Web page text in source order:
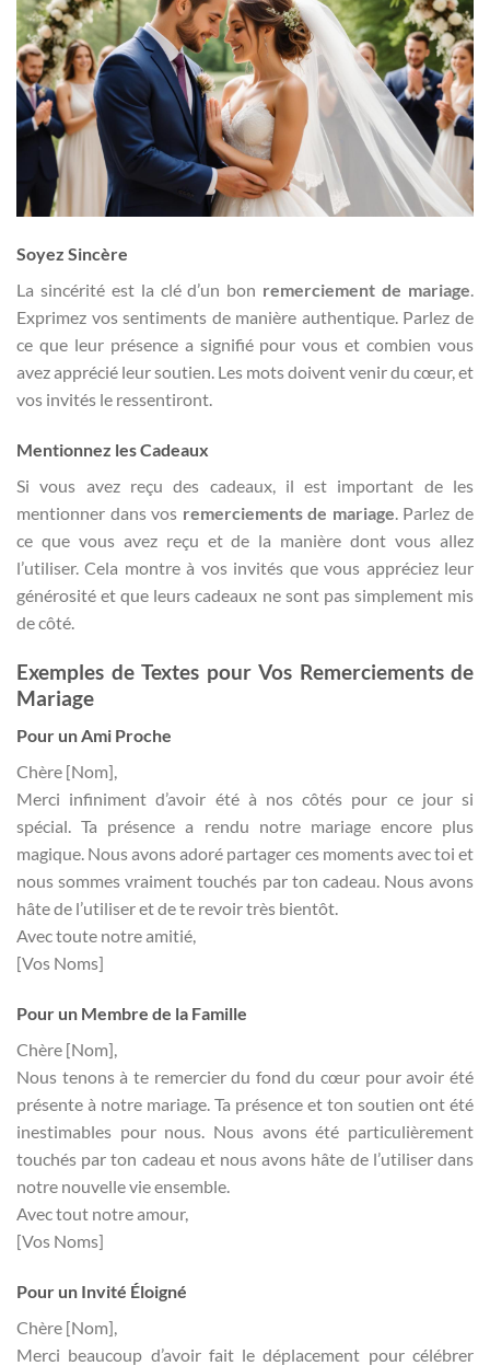
Soyez Sincère
La sincérité est la clé d’un bon remerciement de mariage.
Exprimez vos sentiments de manière authentique. Parlez de
ce que leur présence a signifié pour vous et combien vous
avez apprécié leur soutien. Les mots doivent venir du cœur, et
vos invités le ressentiront.
Mentionnez les Cadeaux
Si vous avez reçu des cadeaux, il est important de les
mentionner dans vos remerciements de mariage . Parlez de
ce que vous avez reçu et de la manière dont vous allez
l’utiliser. Cela montre à vos invités que vous appréciez leur
générosité et que leurs cadeaux ne sont pas simplement mis
de côté.
Exemples de Textes pour Vos Remerciements de
Mariage
Pour un Ami Proche
Chère [Nom],
Merci infiniment d’avoir été à nos côtés pour ce jour si
spécial. Ta présence a rendu notre mariage encore plus
magique. Nous avons adoré partager ces moments avec toi et
nous sommes vraiment touchés par ton cadeau. Nous avons
hâte de l’utiliser et de te revoir très bientôt.
Avec toute notre amitié,
[Vos Noms]
Pour un Membre de la Famille
Chère [Nom],
Nous tenons à te remercier du fond du cœur pour avoir été
présente à notre mariage. Ta présence et ton soutien ont été
inestimables pour nous. Nous avons été particulièrement
touchés par ton cadeau et nous avons hâte de l’utiliser dans
notre nouvelle vie ensemble.
Avec tout notre amour,
[Vos Noms]
Pour un Invité Éloigné
Chère [Nom],
Merci beaucoup d’avoir fait le déplacement pour célébrer